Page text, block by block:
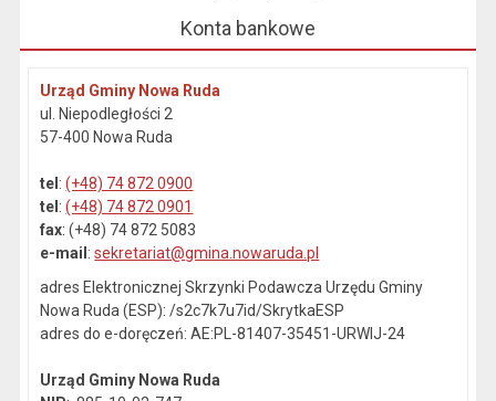
Konta bankowe
Urząd Gminy Nowa Ruda
ul. Niepodległości 2
57-400 Nowa Ruda
tel :(+48) 74 872 0900
tel :(+48) 74 872 0901
fax: (+48) 74 872 5083
e-mail :sekretariat@gmina.nowaruda.pl
adres Elektronicznej Skrzynki Podawcza Urzędu Gminy
Nowa Ruda (ESP): /s2c7k7u7id/SkrytkaESP
adres do e-doręczeń: AE:PL-81407-35451-URWIJ-24
Urząd Gminy Nowa Ruda